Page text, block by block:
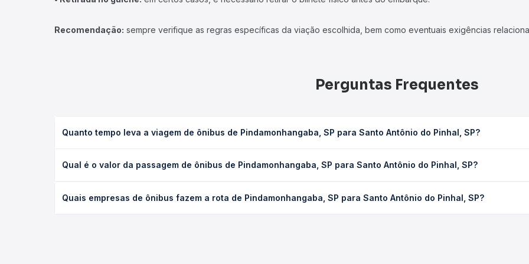
Recomendação: sempre verifique as regras específicas da viação escolhida, bem como eventuais exigências
Perguntas Frequentes
Quanto tempo leva a viagem de ônibus de Pindamonhangaba, SP para Santo Antônio do Pinhal, SP?
(convencional, executivo ou leito) e as condições de tráfego. Na Quero Passagem você consulta os horários
Qual é o valor da passagem de ônibus de Pindamonhangaba, SP para Santo Antônio do Pinhal, SP?
tipo de poltrona e a antecedência da compra. Na Quero Passagem você compara os preços de todas as viações em
Quais empresas de ônibus fazem a rota de Pindamonhangaba, SP para Santo Antônio do Pinhal, SP?